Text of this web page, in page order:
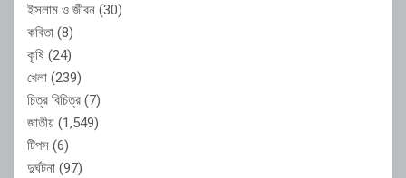
ইসলাম ও জীবন (30)
কবিতা (8)
কৃষি (24)
খেলা (239)
চিত্র বিচিত্র (7)
জাতীয় (1,549)
টিপস (6)
দুর্ঘটনা (97)